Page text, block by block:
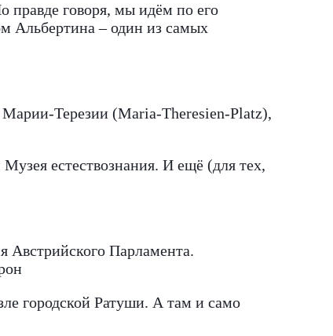
правде говоря, мы идём по его
Альбертина – один из самых
Марии-Терезии (Maria-Theresien-Platz),
естествознания. И ещё (для тех,
Австрийского Парламента.
городской Ратуши. А там и само